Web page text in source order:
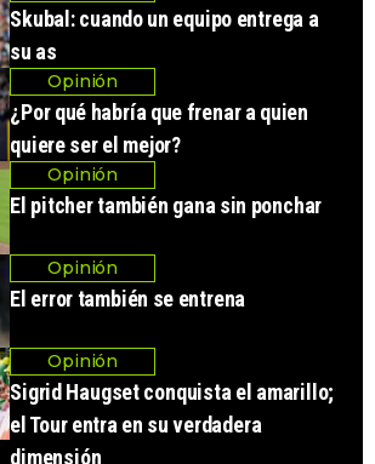
Skubal: cuando un equipo entrega a
su as
Opinión
¿Por qué habría que frenar a quien
quiere ser el mejor?
Opinión
El pitcher también gana sin ponchar
Opinión
El error también se entrena
Opinión
Sigrid Haugset conquista el amarillo;
el Tour entra en su verdadera
dimensión